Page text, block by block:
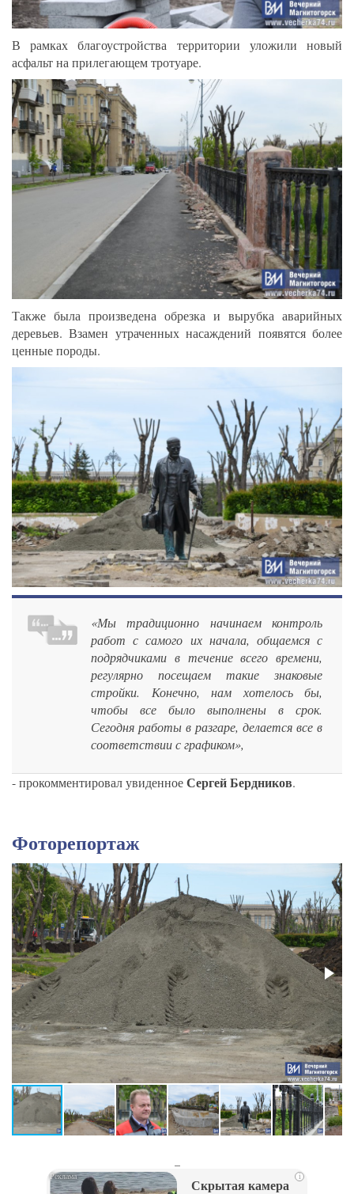
В рамках благоустройства территории уложили новый
асфальт на прилегающем тротуаре.
Также была произведена обрезка и вырубка аварийных
деревьев. Взамен утраченных насаждений появятся более
ценные породы.
«Мы традиционно начинаем контроль
работ с самого их начала, общаемся с
подрядчиками в течение всего времени,
регулярно посещаем такие знаковые
стройки. Конечно, нам хотелось бы,
чтобы все было выполнены в срок.
Сегодня работы в разгаре, делается все в
соответствии с графиком»,
- прокомментировал увиденноеСергей Бердников.
Фоторепортаж
i
Скрытая камера